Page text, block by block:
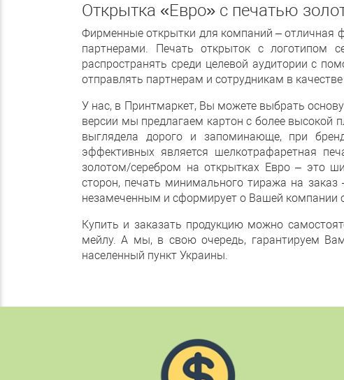
Открытка «Евро» с печатью
Фирменные открытки для компаний – отличная
партнерами. Печать открыток с логотипом
распространять среди целевой аудитории с
отправлять партнерам и сотрудникам в
У нас, в Принтмаркет, Вы можете выбрать
версии мы предлагаем картон с более высокой
выглядела дорого и запоминающе, при
эффективных является шелкотрафаретная
золотом/серебром на открытках Евро – это
сторон, печать минимального тиража на
незамеченным и сформирует о Вашей компании
Купить и заказать продукцию можно
мейлу. А мы, в свою очередь, гарантируем
населенный пункт Украины.